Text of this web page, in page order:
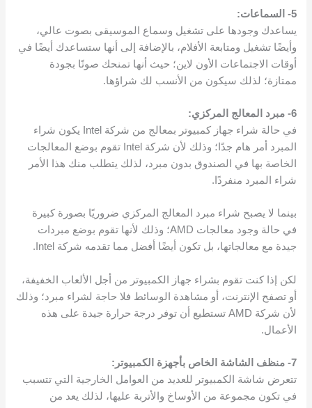
5- السماعات:
يساعدك وجودها على تشغيل وسماع الموسيقى بصوت عالي،
وأيضًا تشغيل ومتابعة الأفلام، بالإضافة إلى أنها ستساعدك أيضًا في
أوقات الاجتماعات الأون لاين؛ حيث أنها تمنحك صوتًا بجودة
ممتازة؛ لذلك سيكون من الأنسب لك شراؤها.
6- مبرد المعالج المركزي:
في حالة شراء جهاز كمبيوتر بمعالج من شركة Intel يكون شراء
المبرد أمر هام جدًا؛ وذلك لأن شركة Intel تقوم بوضع المعالجات
الخاصة بها في الصندوق بدون مبرد، لذلك يتطلب منك هذا الأمر
شراء المبرد منفردًا.
بينما لا يصبح شراء مبرد المعالج المركزي ضروريًا بصورة كبيرة
في حالة وجود معالجات AMD؛ وذلك لأنها تقوم بوضع مبردات
جيدة مع معالجاتها، بل تكون أيضًا أفضل مما تقدمه شركة Intel.
لكن إذا كنت تقوم بشراء جهاز الكمبيوتر من أجل الألعاب الخفيفة،
أو تصفح الإنترنت، أو مشاهدة الوسائط فلا حاجة لشراء مبرد؛ وذلك
لأن شركة AMD تستطيع أن توفر درجة حرارة جيدة على هذه
الأعمال.
7- منظف الشاشة الخاص بأجهزة الكمبيوتر:
تتعرض شاشة الكمبيوتر للعديد من العوامل الخارجية التي تتسبب
في تكون مجموعة من الأوساخ والأتربة عليها، لذلك يعد من